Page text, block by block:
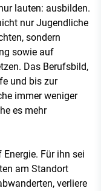
lauten: ausbilden.
nur Jugendliche
sondern
sowie auf
Das Berufsbild,
und bis zur
immer weniger
es mehr
Für ihn sei
am Standort
verliere